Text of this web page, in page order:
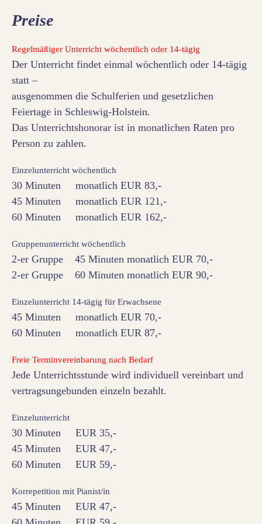
Preise
Regelmäßiger Unterricht wöchentlich oder 14-tägig
Der Unterricht findet einmal wöchentlich oder 14-tägig
statt –
ausgenommen die Schulferien und gesetzlichen
Feiertage in Schleswig-Holstein.
Das Unterrichtshonorar ist in monatlichen Raten pro
Person zu zahlen.
Einzelunterricht wöchentlich
30 Minuten monatlich EUR 83,-
45 Minuten monatlich EUR 121,-
60 Minuten monatlich EUR 162,-
Gruppenunterricht wöchentlich
2-er Gruppe 45 Minuten monatlich EUR 70,-
2-er Gruppe 60 Minuten monatlich EUR 90,-
Einzelunterricht 14-tägig für Erwachsene
45 Minuten monatlich EUR 70,-
60 Minuten monatlich EUR 87,-
Freie Terminvereinbarung nach Bedarf
Jede Unterrichtsstunde wird individuell vereinbart und
vertragsungebunden einzeln bezahlt.
Einzelunterricht
30 Minuten EUR 35,-
45 Minuten EUR 47,-
60 Minuten EUR 59,-
Korrepetition mit Pianist/in
45 Minuten EUR 47,-